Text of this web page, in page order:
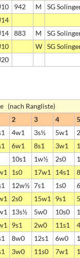
942 M
SG
883 M
SG
W SG
(nach Rangliste)
2 3 4
5
4w1 3s½ 5w1
6w1 8s1 3w1
10s1 1w½ 2s0
1s0 17w1 14s1
12w½ 7s1 1s0
2s0 15w1 9s1
13s½ 5w0 10s0
9s1 2w0 11s1
8w0 12s1 6w0
3w0 11s0 7w1